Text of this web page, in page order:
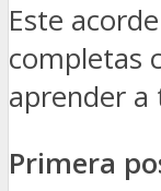
Este
completas
aprender a
Primera